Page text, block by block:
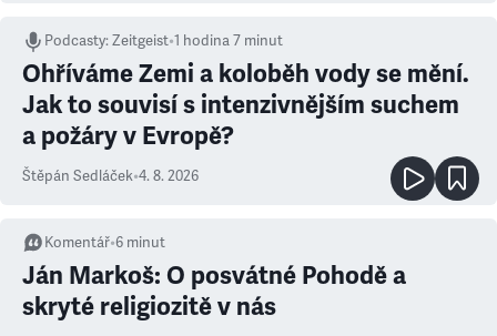
Podcasty:Zeitgeist•1 hodina 7 minut
Ohříváme Zemi a koloběh vody se mění.
Jak to souvisí s intenzivnějším suchem
a požáry v Evropě?
Štěpán Sedláček•4. 8. 2026
Komentář•6 minut
Ján Markoš: O posvátné Pohodě a
skryté religiozitě v nás